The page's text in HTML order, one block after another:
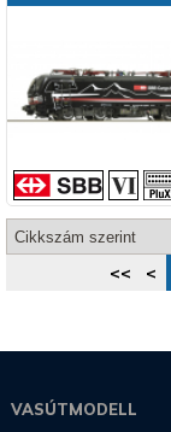
<< <
VASÚTMODELL